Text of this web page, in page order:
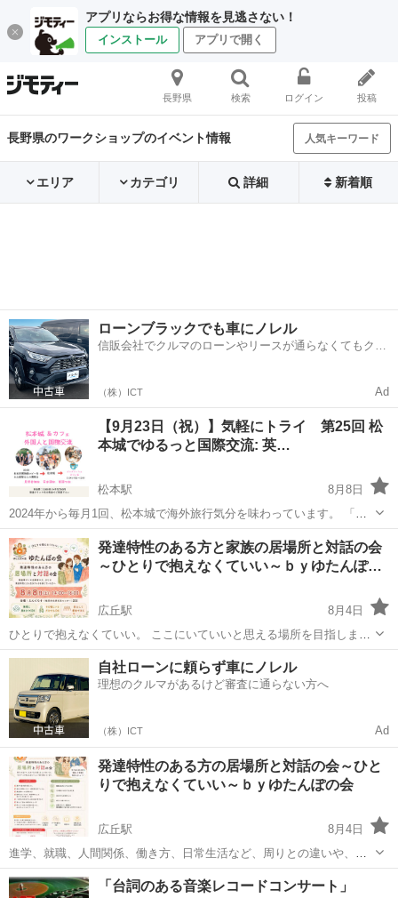
アプリならお得な情報を見逃さない！
インストール アプリで開く
長野県 検索 ログイン 投稿
長野県のワークショップのイベント情報 人気キーワード
エリア カテゴリ 詳細 新着順
ローンブラックでも車にノレル
信販会社でクルマのローンやリースが通らなくてもクル
（株）ICT Ad
【9月23日（祝）】気軽にトライ 第25回 松
本城でゆるっと国際交流: 英…
松本駅
8月8日
2024年から毎月1回、松本城で海外旅行気分を味わっています。 「英
語を話してみたい。」 「外国人と交流してみたい。」 そう思っていて
も、 一歩踏み出すのは少し勇気がいりますよね。 松本城で...
長野 松本市 松本駅 ワークショップ 外国人観光客
発達特性のある方と家族の居場所と対話の会
～ひとりで抱えなくていい～ｂｙゆたんぽ…
広丘駅
8月4日
ひとりで抱えなくていい。 ここにいていいと思える場所を目指しま
す。 □□□ 進学、就職、人間関係、働き方、日常生活など、周りとの違
いや、言葉にしづらいしんどさを感じることがあっても、それをひと
りで抱え込まなくてよい...
長野 塩尻市 広丘駅 ワークショップ
自社ローンに頼らず車にノレル
理想のクルマがあるけど審査に通らない方へ
（株）ICT Ad
発達特性のある方の居場所と対話の会～ひと
りで抱えなくていい～ｂｙゆたんぽの会
広丘駅
8月4日
進学、就職、人間関係、働き方、日常生活など、周りとの違いや、言
葉にしづらいしんどさを感じることがあっても、それをひとりで抱え
込まなくてよい場を目指しています。 無理に話さなくても大丈夫で
長野 塩尻市 広丘駅 ワークショップ 会場
「台詞のある音楽レコードコンサート」